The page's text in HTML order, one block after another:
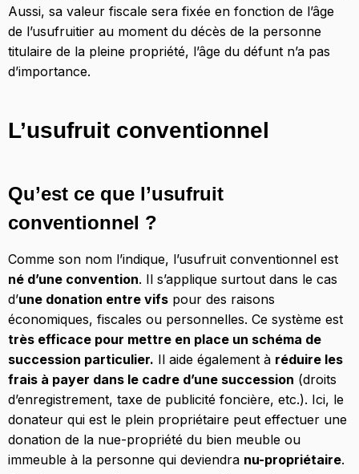
Aussi, sa valeur fiscale sera fixée en fonction de l’âge
de l’usufruitier au moment du décès de la personne
titulaire de la pleine propriété, l’âge du défunt n’a pas
d’importance.
L’usufruit conventionnel
Qu’est ce que l’usufruit
conventionnel ?
Comme son nom l’indique, l’usufruit conventionnel est
né d’une convention. Il s’applique surtout dans le cas
d’une donation entre vifs pour des raisons
économiques, fiscales ou personnelles. Ce système est
très efficace pour mettre en place un schéma de
succession particulier. Il aide également à réduire les
frais à payer dans le cadre d’une succession (droits
d’enregistrement, taxe de publicité foncière, etc.). Ici, le
donateur qui est le plein propriétaire peut effectuer une
donation de la nue-propriété du bien meuble ou
immeuble à la personne qui deviendra nu-propriétaire.